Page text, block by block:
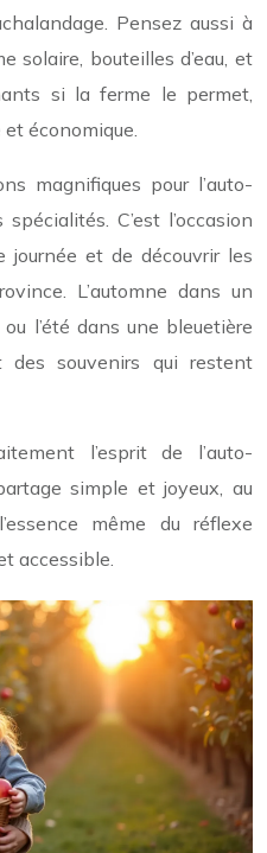
Pensez aussi à
solaire, bouteilles d’eau, et
si la ferme le permet,
et économique.
magnifiques pour l’auto-
C’est l’occasion
journée et de découvrir les
L’automne dans un
l’été dans une bleuetière
des souvenirs qui restent
l’esprit de l’auto-
simple et joyeux, au
même du réflexe
accessible.